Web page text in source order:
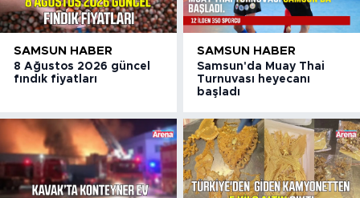
SAMSUN HABER
8 Ağustos 2026 güncel
fındık fiyatları
SAMSUN HABER
Samsun'da Muay Thai
Turnuvası heyecanı
başladı